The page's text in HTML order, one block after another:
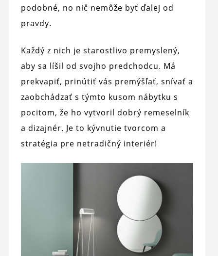
podobné, no nič nemôže byť ďalej od
pravdy.
Každý z nich je starostlivo premyslený,
aby sa líšil od svojho predchodcu. Má
prekvapiť, prinútiť vás premýšľať, snívať a
zaobchádzať s týmto kusom nábytku s
pocitom, že ho vytvoril dobrý remeselník
a dizajnér. Je to kývnutie tvorcom a
stratégia pre netradičný interiér!